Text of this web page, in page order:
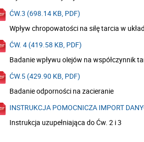
ĆW.3 (698.14 KB, PDF)
Wpływ chropowatości na siłę tarcia w
ĆW. 4 (419.58 KB, PDF)
Badanie wpływu olejów na współczynnik
ĆW.5 (429.90 KB, PDF)
Badanie odporności na zacieranie
INSTRUKCJA POMOCNICZA IMPORT
Instrukcja uzupełniająca do Ćw. 2 i 3